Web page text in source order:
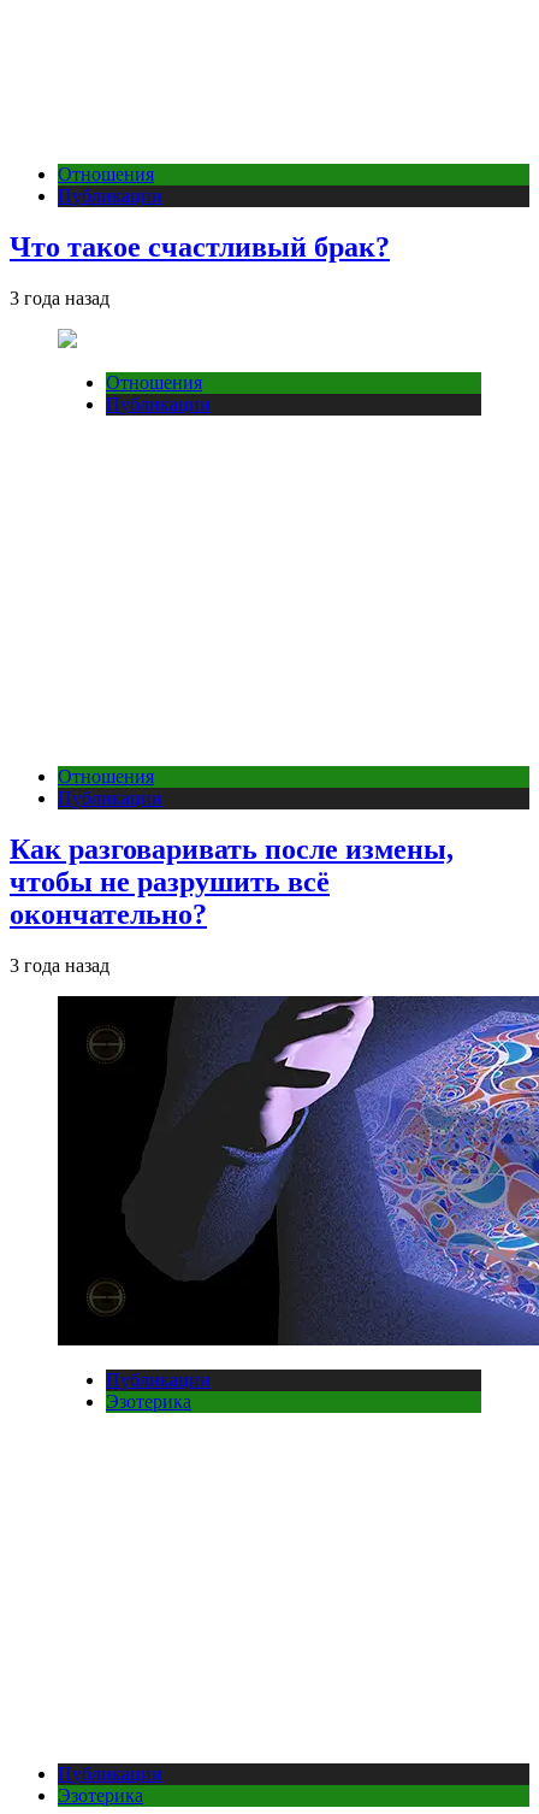
Отношения
Публикации
Что такое счастливый брак?
3 года назад
Отношения
Публикации
Отношения
Публикации
Как разговаривать после измены,
чтобы не разрушить всё
окончательно?
3 года назад
Публикации
Эзотерика
Публикации
Эзотерика